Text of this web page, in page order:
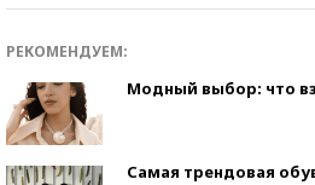
РЕКОМЕНДУЕМ:
Модный выбор: что
Самая трендовая